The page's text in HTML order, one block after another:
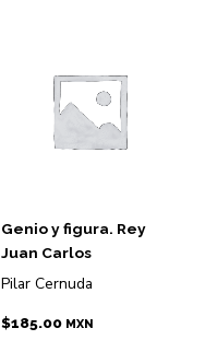
Genio y figura. Rey
Juan Carlos
Pilar Cernuda
$185.00 MXN